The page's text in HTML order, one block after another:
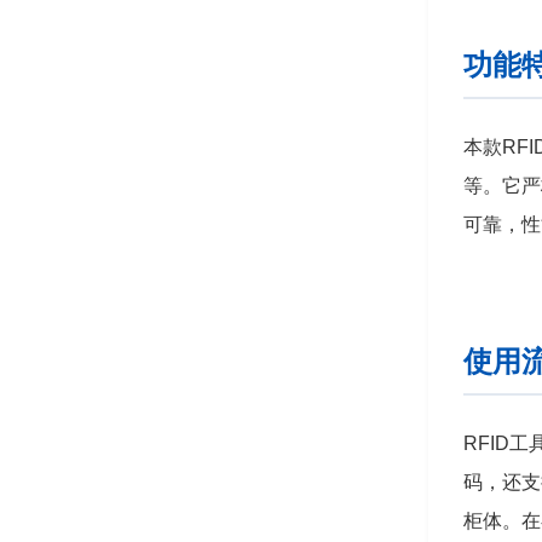
功能
本款
等。它
可靠，
使用
RFID工
码，还
柜体。